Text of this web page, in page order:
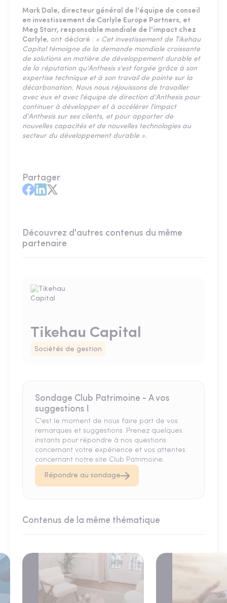
Mark Dale, directeur général de l'équipe de conseil
en investissement de Carlyle Europe Partners, et
Meg Starr, responsable mondiale de l'impact chez
Carlyle, ont déclaré : « Cet investissement de Tikehau
Capital témoigne de la demande mondiale croissante
de solutions en matière de développement durable et
de la réputation qu'Anthesis s'est forgée grâce à son
expertise technique et à son travail de pointe sur la
décarbonation. Nous nous réjouissons de travailler
avec eux et avec l'équipe de direction d'Anthesis pour
continuer à développer et à accélérer l'impact
d'Anthesis sur ses clients, et pour apporter de
nouvelles capacités et de nouvelles technologies au
secteur du développement durable ».
Partager
Découvrez d'autres contenus du même
partenaire
Tikehau Capital
Sociétés de gestion
Sondage Club Patrimoine - A vos
suggestions !
C'est le moment de nous faire part de vos
remarques et suggestions. Prenez quelques
instants pour répondre à nos questions
concernant votre expérience et vos attentes
concernant notre site Club Patrimoine.
Répondre au sondage
Contenus de la même thématique